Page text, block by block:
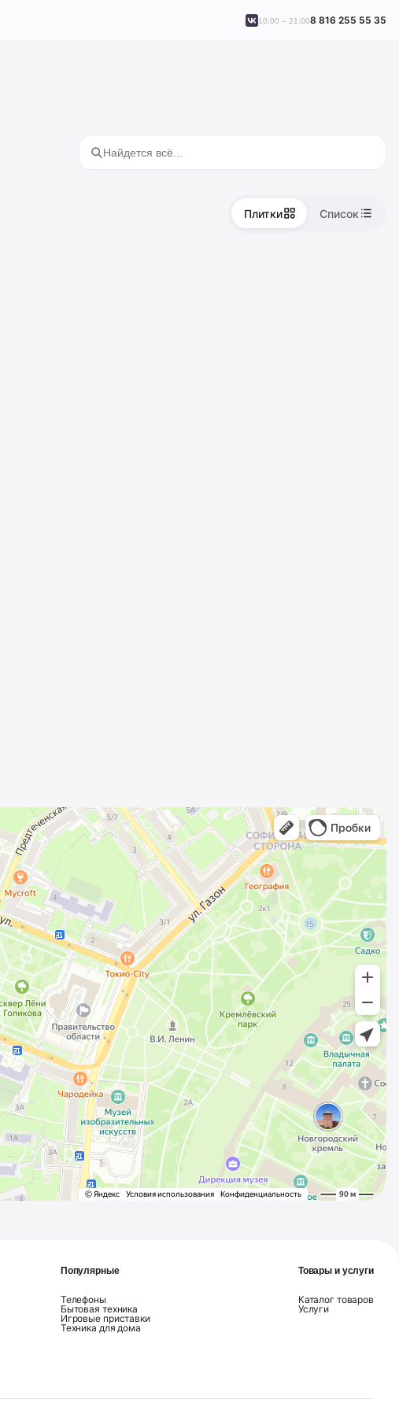
10:00 – 21:008 816 255 55 35
Плитки Список
Популярные
Телефоны
Бытовая техника
Игровые приставки
Техника для дома
Товары и услуги
Каталог товаров
Услуги